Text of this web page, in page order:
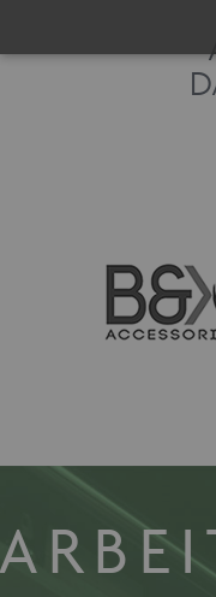
Unbedingt erforderliche
maschinenhandel